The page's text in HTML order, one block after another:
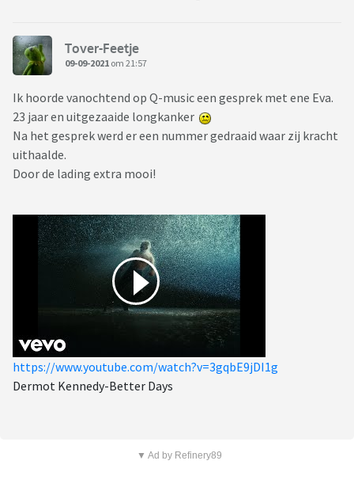
Tover-Feetje
09-09-2021 om 21:57
Ik hoorde vanochtend op Q-music een gesprek met ene Eva.
23 jaar en uitgezaaide longkanker
Na het gesprek werd er een nummer gedraaid waar zij kracht
uithaalde.
Door de lading extra mooi!
https://www.youtube.com/watch?v=3gqbE9jDI1g
Dermot Kennedy-Better Days
▼ Ad by Refinery89